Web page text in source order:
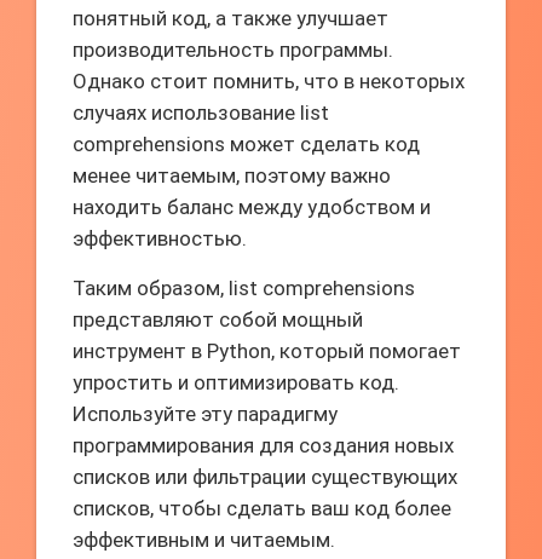
понятный код, а также улучшает
производительность программы.
Однако стоит помнить, что в некоторых
случаях использование list
comprehensions может сделать код
менее читаемым, поэтому важно
находить баланс между удобством и
эффективностью.
Таким образом, list comprehensions
представляют собой мощный
инструмент в Python, который помогает
упростить и оптимизировать код.
Используйте эту парадигму
программирования для создания новых
списков или фильтрации существующих
списков, чтобы сделать ваш код более
эффективным и читаемым.